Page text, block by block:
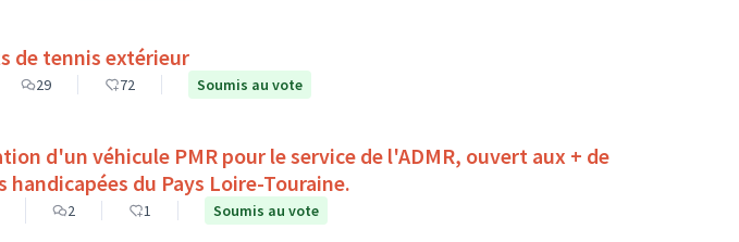
de tennis extérieur
29 72 Soumis au vote
d'un véhicule PMR pour le service de l'ADMR, ouvert aux + de
handicapées du Pays Loire-Touraine.
2 1 Soumis au vote